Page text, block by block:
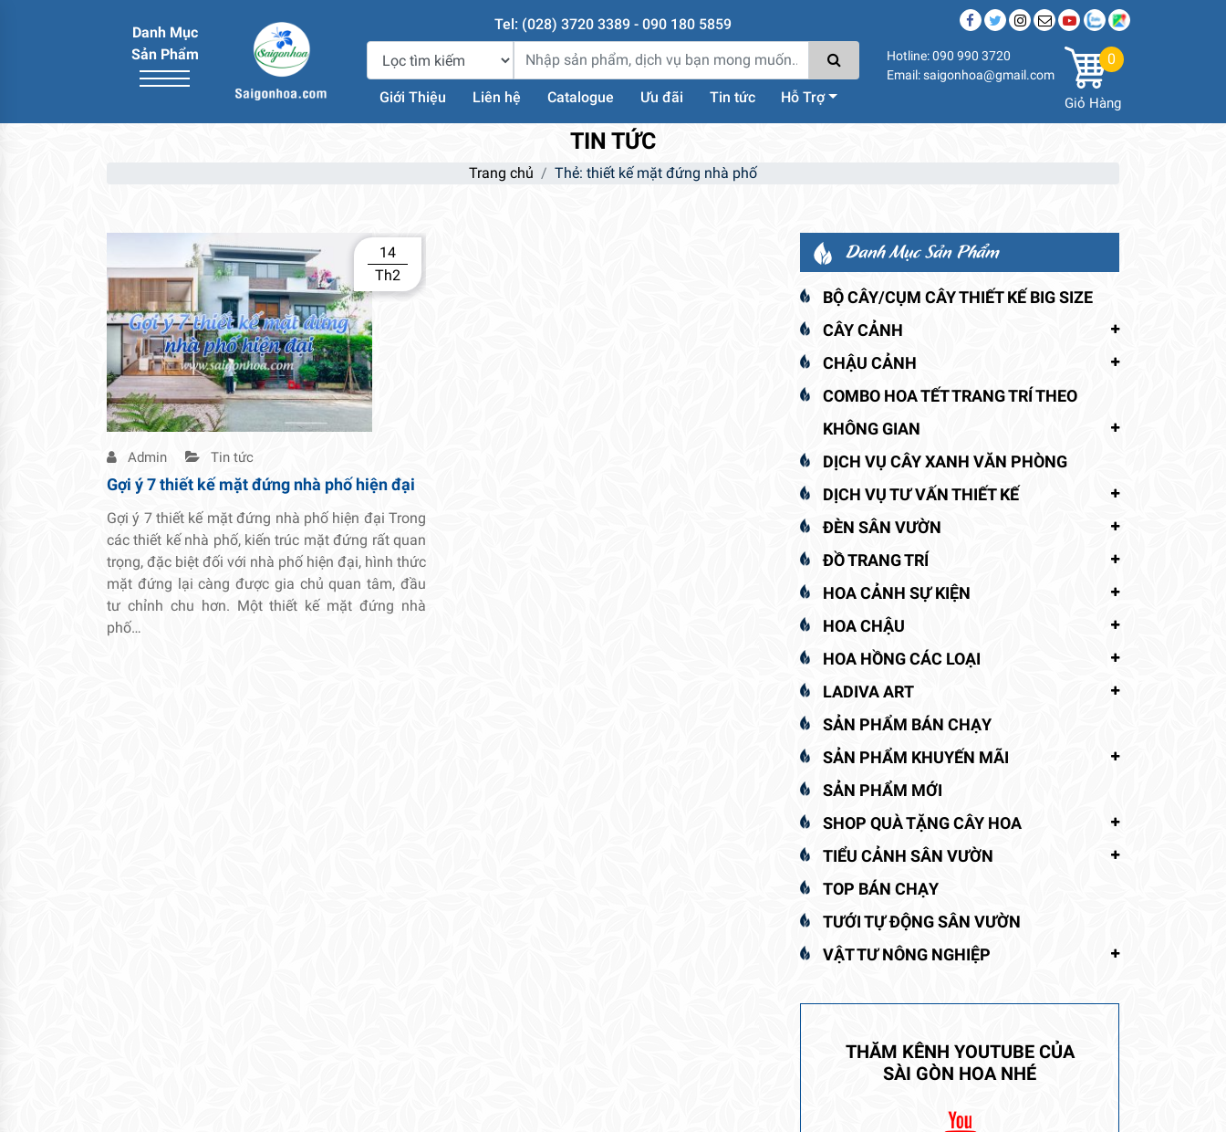
Danh Mục
Sản Phẩm
Tel: (028) 3720 3389 - 090 180 5859
Giới Thiệu Liên hệ Catalogue Ưu đãi Tin tức Hỗ Trợ
Hotline: 090 990 3720
Email: saigonhoa@gmail.com
0
Giỏ Hàng
TIN TỨC
Trang chủ Thẻ: thiết kế mặt đứng nhà phố
14
Th2
Admin Tin tức
Gợi ý 7 thiết kế mặt đứng nhà phố hiện đại
Gợi ý 7 thiết kế mặt đứng nhà phố hiện đại Trong
các thiết kế nhà phố, kiến trúc mặt đứng rất quan
trọng, đặc biệt đối với nhà phố hiện đại, hình thức
mặt đứng lại càng được gia chủ quan tâm, đầu
tư chỉnh chu hơn. Một thiết kế mặt đứng nhà
phố…
Danh Mục Sản Phẩm
BỘ CÂY/CỤM CÂY THIẾT KẾ BIG SIZE
CÂY CẢNH
CHẬU CẢNH
COMBO HOA TẾT TRANG TRÍ THEO
KHÔNG GIAN
DỊCH VỤ CÂY XANH VĂN PHÒNG
DỊCH VỤ TƯ VẤN THIẾT KẾ
ĐÈN SÂN VƯỜN
ĐỒ TRANG TRÍ
HOA CẢNH SỰ KIỆN
HOA CHẬU
HOA HỒNG CÁC LOẠI
LADIVA ART
SẢN PHẨM BÁN CHẠY
SẢN PHẨM KHUYẾN MÃI
SẢN PHẨM MỚI
SHOP QUÀ TẶNG CÂY HOA
TIỂU CẢNH SÂN VƯỜN
TOP BÁN CHẠY
TƯỚI TỰ ĐỘNG SÂN VƯỜN
VẬT TƯ NÔNG NGHIỆP
THĂM KÊNH YOUTUBE CỦA
SÀI GÒN HOA NHÉ